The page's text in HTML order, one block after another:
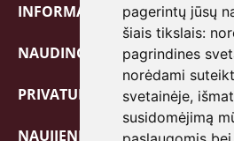
pagerintų jūsų
šiais tikslais:
pagrindines
norėdami
svetainėje,
susidomėjimą
INFORMACIJA
NAUDINGA!
PRIVATUMO POLITIKA
NAUJIENLAIŠKIS